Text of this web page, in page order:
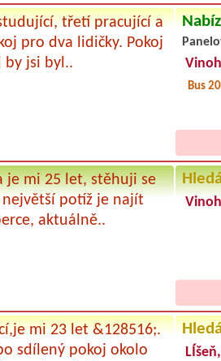
třetí pracující a
pro dva lidičky. Pokoj
by jsi byl..
Bus
je mi 25 let, stěhuji se
největší potíž je najít
aktuálně..
mi 23 let &128516;.
sdílený pokoj okolo